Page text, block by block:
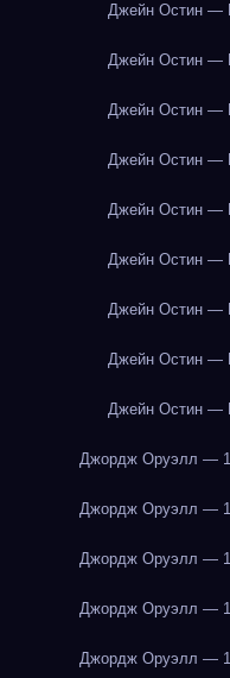
Джейн Остин —
Джейн Остин —
Джейн Остин —
Джейн Остин —
Джейн Остин —
Джейн Остин —
Джейн Остин —
Джейн Остин —
Джейн Остин —
Джордж Оруэлл —
Джордж Оруэлл —
Джордж Оруэлл —
Джордж Оруэлл —
Джордж Оруэлл —